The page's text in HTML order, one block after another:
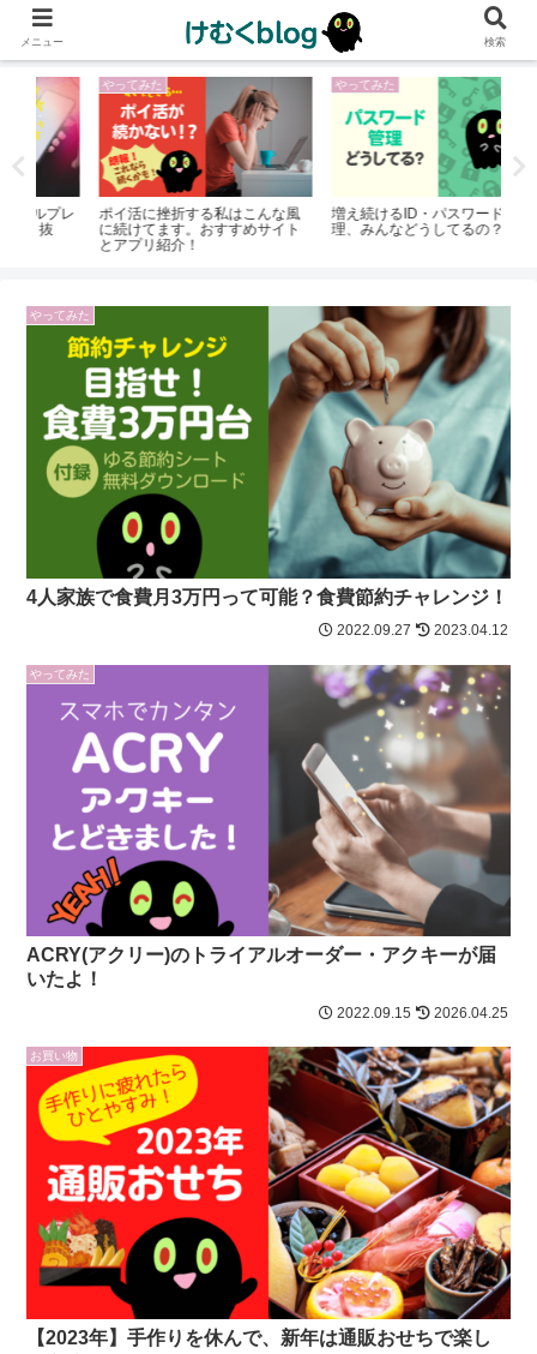
やってみた
ポイ活に挫折する私はこんな風
に続けてます。おすすめサイト
とアプリ紹介！
やってみた
増え続けるID・パスワードの管
理、みんなどうしてるの？
やってみた
4人家族で食費月3万円って可能？食費節約チャレンジ！
2022.09.27 2023.04.12
やってみた
ACRY(アクリー)のトライアルオーダー・アクキーが届
いたよ！
2022.09.15 2026.04.25
お買い物
【2023年】手作りを休んで、新年は通販おせちで楽し
メニュー 検索